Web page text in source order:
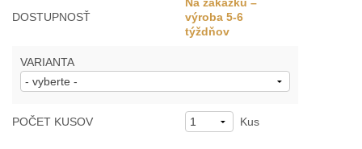
DOSTUPNOSŤ
výroba 5-6
týždňov
VARIANTA
POČET KUSOV Kus